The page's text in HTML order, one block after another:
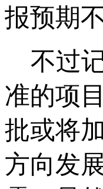
报预期
不过记
准的项
批或将
方向发